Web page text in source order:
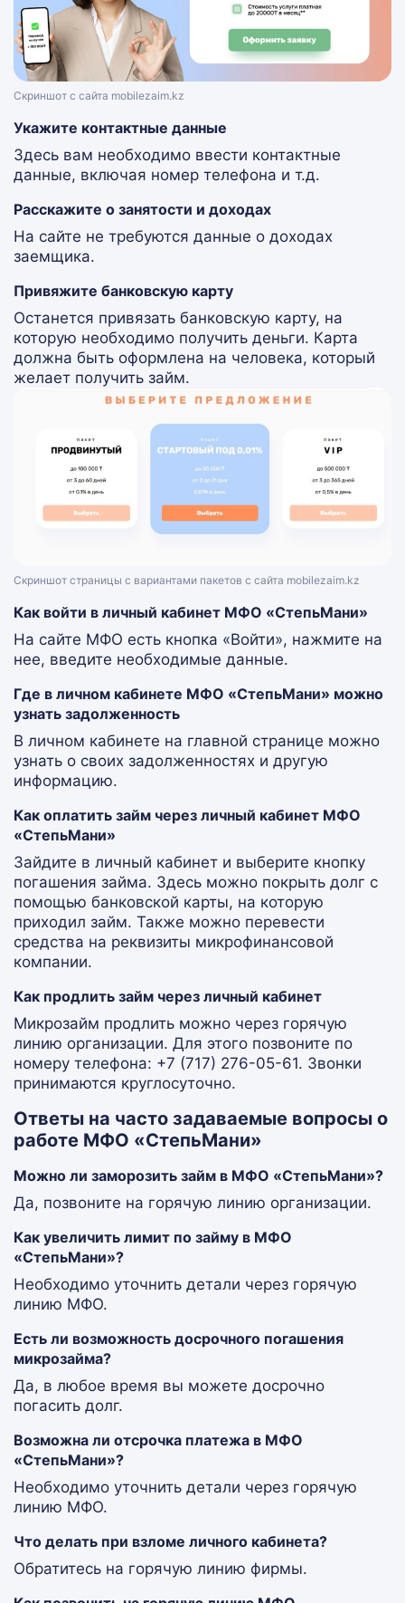
Скриншот с сайта mobilezaim.kz
Укажите контактные данные
Здесь вам необходимо ввести контактные
данные, включая номер телефона и т.д.
Расскажите о занятости и доходах
На сайте не требуются данные о доходах
заемщика.
Привяжите банковскую карту
Останется привязать банковскую карту, на
которую необходимо получить деньги. Карта
должна быть оформлена на человека, который
желает получить займ.
Скриншот страницы с вариантами пакетов с сайта mobilezaim.kz
Как войти в личный кабинет МФО «СтепьМани»
На сайте МФО есть кнопка «Войти», нажмите на
нее, введите необходимые данные.
Где в личном кабинете МФО «СтепьМани» можно
узнать задолженность
В личном кабинете на главной странице можно
узнать о своих задолженностях и другую
информацию.
Как оплатить займ через личный кабинет МФО
«СтепьМани»
Зайдите в личный кабинет и выберите кнопку
погашения займа. Здесь можно покрыть долг с
помощью банковской карты, на которую
приходил займ. Также можно перевести
средства на реквизиты микрофинансовой
компании.
Как продлить займ через личный кабинет
Микрозайм продлить можно через горячую
линию организации. Для этого позвоните по
номеру телефона: +7 (717) 276-05-61. Звонки
принимаются круглосуточно.
Ответы на часто задаваемые вопросы о
работе МФО «СтепьМани»
Можно ли заморозить займ в МФО «СтепьМани»?
Да, позвоните на горячую линию организации.
Как увеличить лимит по займу в МФО
«СтепьМани»?
Необходимо уточнить детали через горячую
линию МФО.
Есть ли возможность досрочного погашения
микрозайма?
Да, в любое время вы можете досрочно
погасить долг.
Возможна ли отсрочка платежа в МФО
«СтепьМани»?
Необходимо уточнить детали через горячую
линию МФО.
Что делать при взломе личного кабинета?
Обратитесь на горячую линию фирмы.